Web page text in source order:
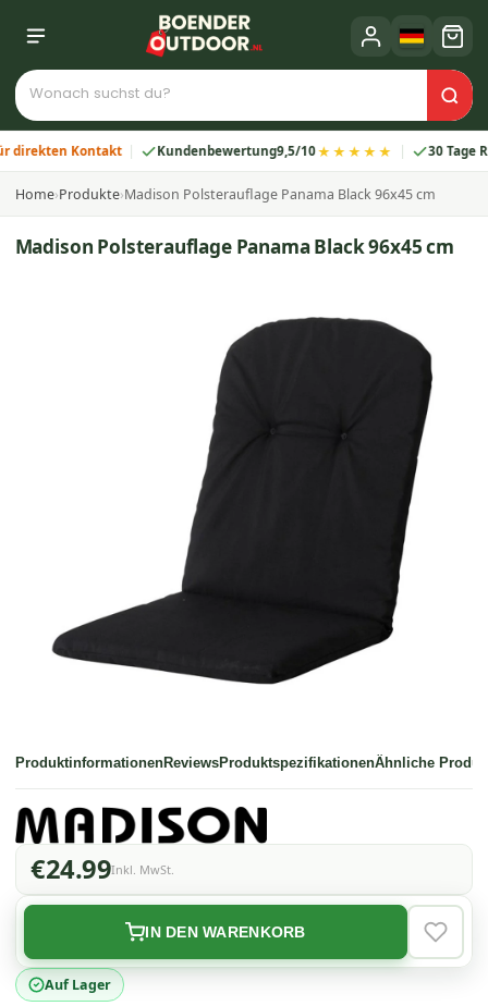
Kontakt Kundenbewertung9,5/10★★★★★ 30 Tage
Home›Produkte›Madison Polsterauflage Panama Black 96x45 cm
Madison Polsterauflage Panama Black 96x45 cm
ProduktinformationenReviewsProduktspezifikationenÄhnliche
€24.99Inkl. MwSt.
Auf Lager
IN DEN WARENKORB